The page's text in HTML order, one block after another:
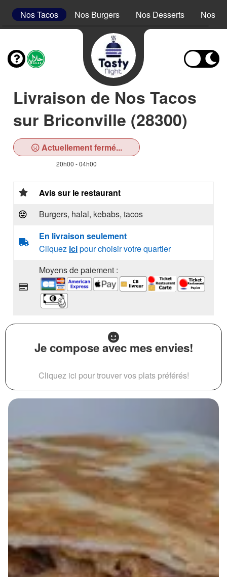
Nos Tacos Nos Burgers Nos Desserts Nos
Livraison de Nos Tacos
sur Briconville (28300)
Actuellement fermé...
20h00 - 04h00
Avis sur le restaurant
Burgers, halal, kebabs, tacos
En livraison seulement
Cliquez icipour choisir votre quartier
Moyens de paiement :
Je compose avec mes envies!
Cliquez ici pour trouver vos plats préférés!